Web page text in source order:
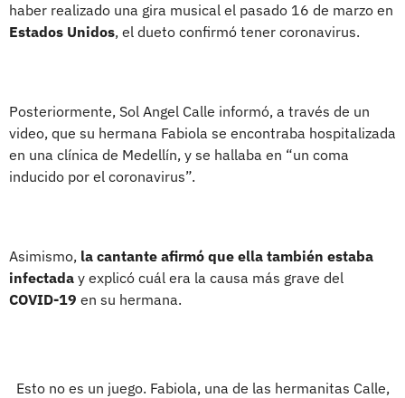
haber realizado una gira musical el pasado 16 de marzo en
Estados Unidos, el dueto confirmó tener coronavirus.
Posteriormente, Sol Angel Calle informó, a través de un
video, que su hermana Fabiola se encontraba hospitalizada
en una clínica de Medellín, y se hallaba en “un coma
inducido por el coronavirus”.
Asimismo, la cantante afirmó que ella también estaba
infectada y explicó cuál era la causa más grave del
COVID-19 en su hermana.
Esto no es un juego. Fabiola, una de las hermanitas Calle,